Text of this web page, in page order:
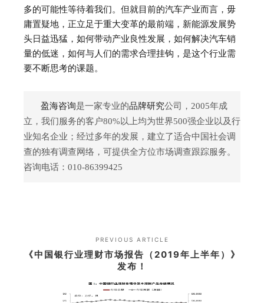
多的可能性等待着我们。但就目前的汽车产业而言，毋
庸置疑地，正立足于重大变革的最前端，新能源发展势
头日益迅猛，如何带动产业良性发展，如何解决汽车销
量的低迷，如何与人们的需求合理挂钩，是这个行业需
要不断思考的课题。
盈海咨询是一家专业的品牌研究公司，2005年成
立，我们服务的客户80%以上均为世界500强企业以及行
业知名企业；经过多年的发展，建立了适合中国社会调
查的独有调查网络，可提供全方位市场调查跟踪服务。
咨询电话：010-86399425
PREVIOUS ARTICLE
《中国银行业理财市场报告（2019年上半年）》
发布！